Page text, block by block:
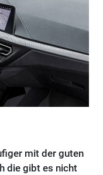
mit der guten
die gibt es nicht